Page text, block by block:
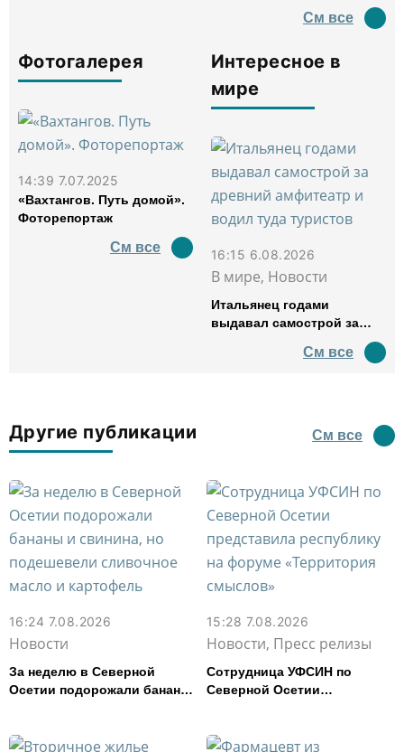
См все
Фотогалерея
14:39 7.07.2025
«Вахтангов. Путь домой».
Фоторепортаж
См все
Интересное в
мире
16:15 6.08.2026
В мире, Новости
Итальянец годами
выдавал самострой за
водил туда туристов
См все
Другие публикации См все
16:24 7.08.2026
Новости
За неделю в Северной
Осетии подорожали бананы
картофель
15:28 7.08.2026
Новости, Пресс релизы
Сотрудница УФСИН по
Северной Осетии
смыслов»